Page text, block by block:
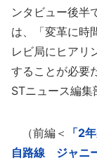
ンタビュー後半
は、「変革に時
レビ局にヒアリ
することが必要
STニュース編
（前編＜
「2
自路線 ジャニ